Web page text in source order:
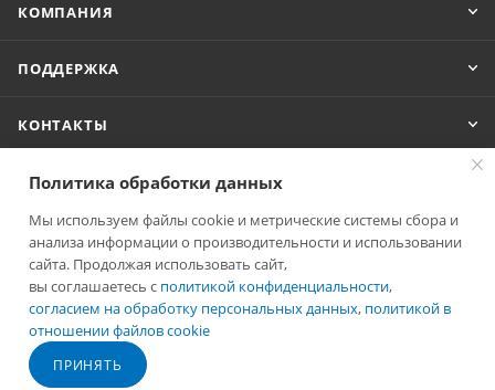
КОМПАНИЯ
ПОДДЕРЖКА
КОНТАКТЫ
office@renner.ru
г. Фрязино, Окружной проезд,11А
Политика обработки данных
Мы используем файлы cookie и метрические системы сбора и
анализа информации о производительности и использовании
сайта. Продолжая использовать сайт,
вы соглашаетесь с политикой конфиденциальности,
согласием на обработку персональных данных, политикой в
отношении файлов cookie
ПРИНЯТЬ